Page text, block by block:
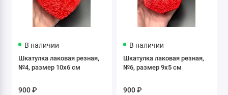
В наличии
Шкатулка лаковая резная,
№4, размер 10х6 см
900 ₽
В наличии
Шкатулка лаковая резная,
№6, размер 9х5 см
900 ₽